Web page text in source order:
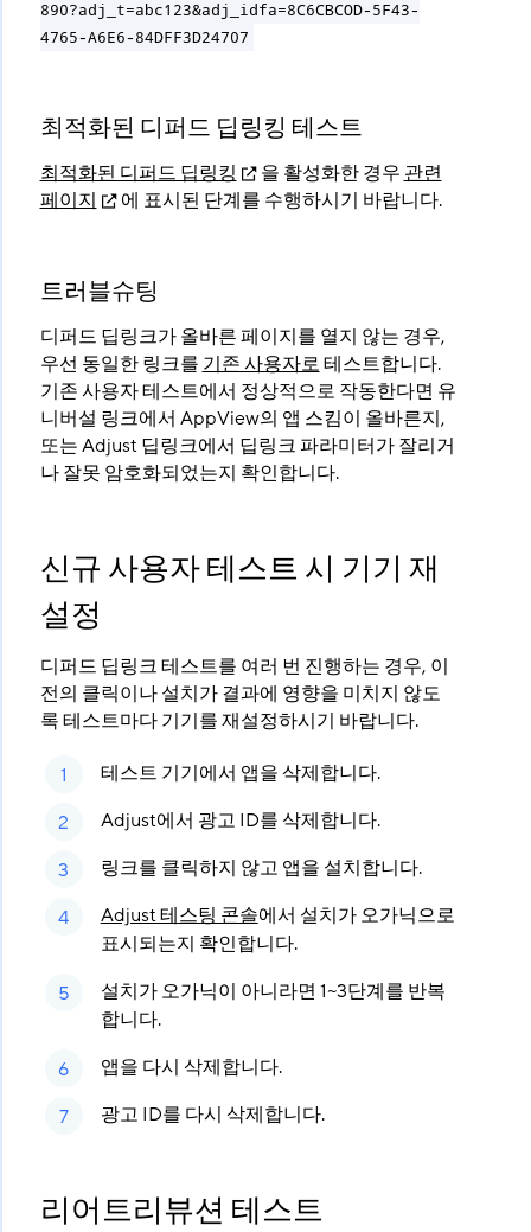
890?adj_t=abc123&adj_idfa=8C6CBCOD-5F43-
4765-A6E6-84DFF3D24707
최적화된 디퍼드 딥링킹 테스트
최적화된 디퍼드 딥링킹 을 활성화한 경우 관련
페이지
에 표시된 단계를 수행하시기 바랍니다.
트러블슈팅
디퍼드 딥링크가 올바른 페이지를 열지 않는 경우,
우선 동일한 링크를 기존 사용자로테스트합니다.
기존 사용자 테스트에서 정상적으로 작동한다면 유
니버설 링크에서 AppView의 앱 스킴이 올바른지,
또는 Adjust 딥링크에서 딥링크 파라미터가 잘리거
나 잘못 암호화되었는지 확인합니다.
신규 사용자 테스트 시 기기 재
설정
디퍼드 딥링크 테스트를 여러 번 진행하는 경우, 이
전의 클릭이나 설치가 결과에 영향을 미치지 않도
록 테스트마다 기기를 재설정하시기 바랍니다.
테스트 기기에서 앱을 삭제합니다.
Adjust에서 광고 ID를 삭제합니다.
링크를 클릭하지 않고 앱을 설치합니다.
Adjust 테스팅 콘솔에서 설치가 오가닉으로
표시되는지 확인합니다.
설치가 오가닉이 아니라면 1~3단계를 반복
합니다.
앱을 다시 삭제합니다.
광고 ID를 다시 삭제합니다.
리어트리뷰션 테스트